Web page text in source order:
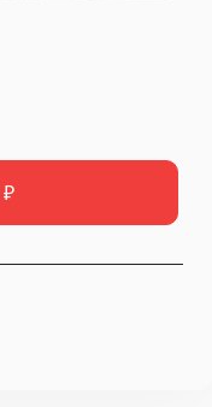
₽